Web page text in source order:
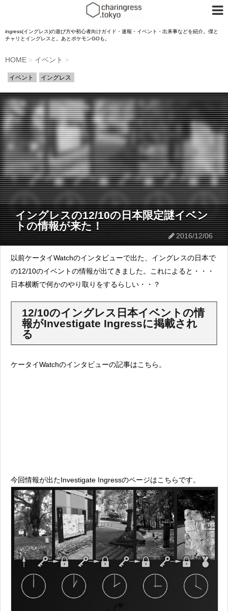
ingress(イングレス)の遊び方や初心者向けガイド・速報・イベント・出来事などを紹介。僕と
チャリとイングレスと。あとポケモンGOも。
HOME > イベント >
イベント イングレス
イングレスの12/10の日本限定謎イベン
トの情報が来た！
2016/12/06
以前ケータイWatchのインタビューで出た、イングレスの日本で
の12/10のイベントの情報が出てきました。これによると・・・
日本横断で何かのやり取りをするらしい・・？
12/10のイングレス日本イベントの情
報がInvestigate Ingressに掲載され
る
ケータイWatchのインタビューの記事はこちら。
今回情報が出たInvestigate Ingressのページはこちらです。